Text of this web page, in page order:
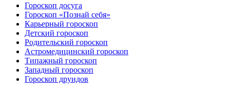
Гороскоп досуга
Гороскоп «Познай себя»
Карьерный гороскоп
Детский гороскоп
Родительский гороскоп
Астромедицинский гороскоп
Типажный гороскоп
Западный гороскоп
Гороскоп друидов